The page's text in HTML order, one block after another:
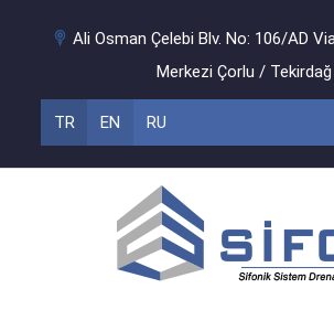
Ali Osman Çelebi Blv. No: 106/AD
Merkezi Çorlu / Tekirdağ
TR EN RU